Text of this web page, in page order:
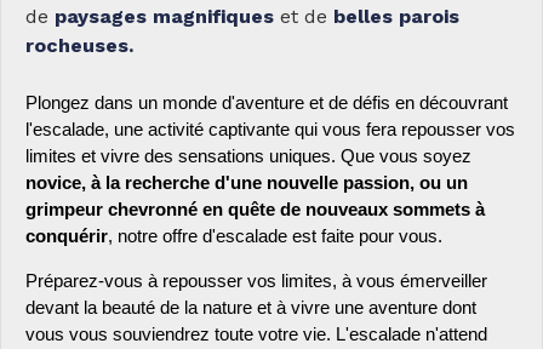
de paysages magnifiques et de belles parois
rocheuses.
Plongez dans un monde d'aventure et de défis en découvrant
l'escalade, une activité captivante qui vous fera repousser vos
limites et vivre des sensations uniques. Que vous soyez
novice, à la recherche d'une nouvelle passion, ou un
grimpeur chevronné en quête de nouveaux sommets à
conquérir, notre offre d'escalade est faite pour vous.
Préparez-vous à repousser vos limites, à vous émerveiller
devant la beauté de la nature et à vivre une aventure dont
vous vous souviendrez toute votre vie. L'escalade n'attend